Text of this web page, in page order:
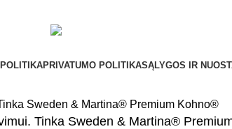
PRIVATUMO POLITIKASĄLYGOS IR
Tinka Sweden & Martina®